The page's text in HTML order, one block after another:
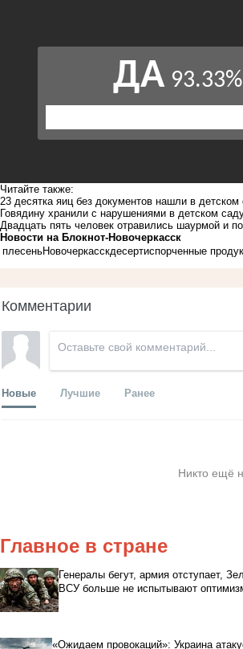
Читайте также:
23 десятка яиц без документов нашли в детском
Говядину хранили с нарушениями в детском
Двадцать пять человек отравились шаурмой и
Новости на Блoкнoт-Новочеркасск
плесеньНовочеркасскдесертиспорченные
Комментарии
Новые Лучшие Ранее
Никто ещё
Главное в стране
Генералы бегут, армия отступает,
ВСУ больше не испытывают
«Ожидаем провокаций»: Украина